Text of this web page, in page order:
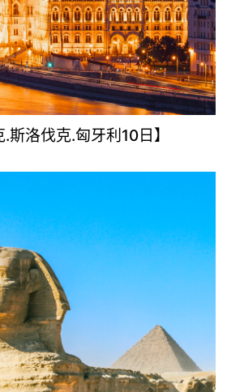
－克.斯.波.蒙12日】
.斯洛伐克.匈牙利10日】